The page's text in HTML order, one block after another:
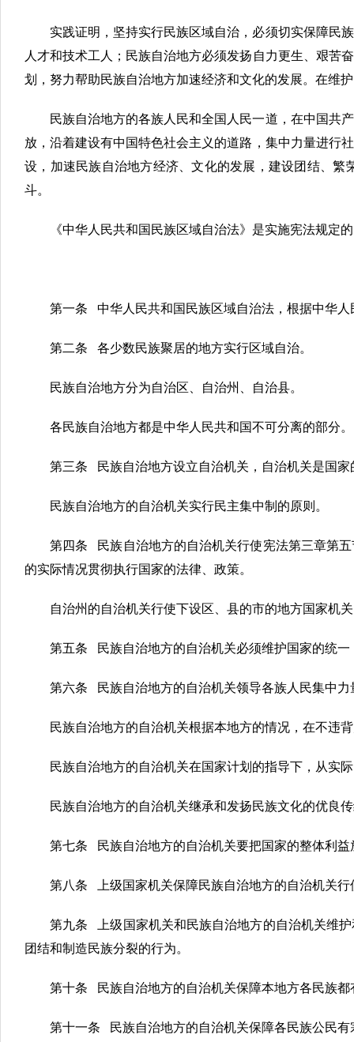
实践证明，坚持实行民族区域自治，必须切实保障民
人才和技术工人；民族自治地方必须发扬自力更生、艰苦
划，努力帮助民族自治地方加速经济和文化的发展。在维
民族自治地方的各族人民和全国人民一道，在中国共
放，沿着建设有中国特色社会主义的道路，集中力量进行
设，加速民族自治地方经济、文化的发展，建设团结、
斗。
《中华人民共和国民族区域自治法》是实施宪法规定
第一条 中华人民共和国民族区域自治法，根据中华人
第二条 各少数民族聚居的地方实行区域自治。
民族自治地方分为自治区、自治州、自治县。
各民族自治地方都是中华人民共和国不可分离的部分。
第三条 民族自治地方设立自治机关，自治机关是国家
民族自治地方的自治机关实行民主集中制的原则。
第四条 民族自治地方的自治机关行使宪法第三章第
的实际情况贯彻执行国家的法律、政策。
自治州的自治机关行使下设区、县的市的地方国家机
第五条 民族自治地方的自治机关必须维护国家的统
第六条 民族自治地方的自治机关领导各族人民集中力
民族自治地方的自治机关根据本地方的情况，在不违
民族自治地方的自治机关在国家计划的指导下，从实
民族自治地方的自治机关继承和发扬民族文化的优良
第七条 民族自治地方的自治机关要把国家的整体利
第八条 上级国家机关保障民族自治地方的自治机关
第九条 上级国家机关和民族自治地方的自治机关维
团结和制造民族分裂的行为。
第十条 民族自治地方的自治机关保障本地方各民族
第十一条 民族自治地方的自治机关保障各民族公民有